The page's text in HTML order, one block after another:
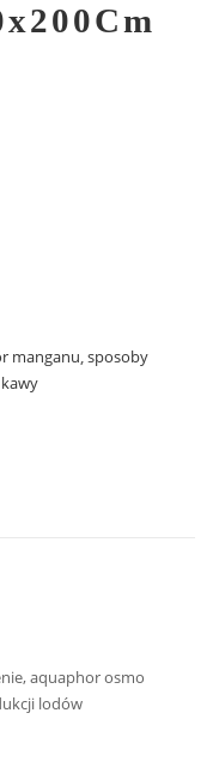
manganu,sposoby
aquaphor osmo
lodów